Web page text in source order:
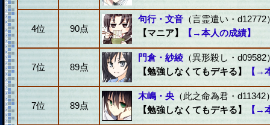
4位 90点
句行・文音 （言霊遣い・d12772
【マニア】
【→本人の成績】
7位 89点
門倉・紗綾 （異形殺し・d09582
【勉強しなくてもデキる】
【→
7位 89点
木嶋・央 （此之命為君・d11342
【勉強しなくてもデキる】
【→